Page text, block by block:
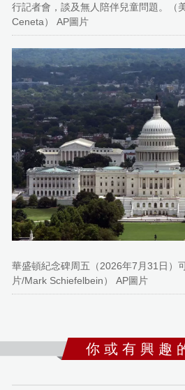
行記者會，談及無人陪伴兒童問題。（
Ceneta） AP圖片
華盛頓紀念碑周五（2026年7月31日）
片/Mark Schiefelbein） AP圖片
你 或 有 興 趣